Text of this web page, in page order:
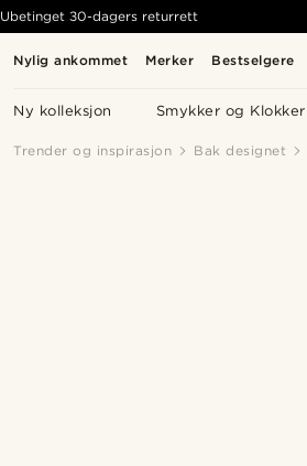
Nylig ankommet Merker Bestselgere
Ny kolleksjon Smykker og Klokker
Ubetinget 30-dagers returrett
Trender og inspirasjon Bak designet